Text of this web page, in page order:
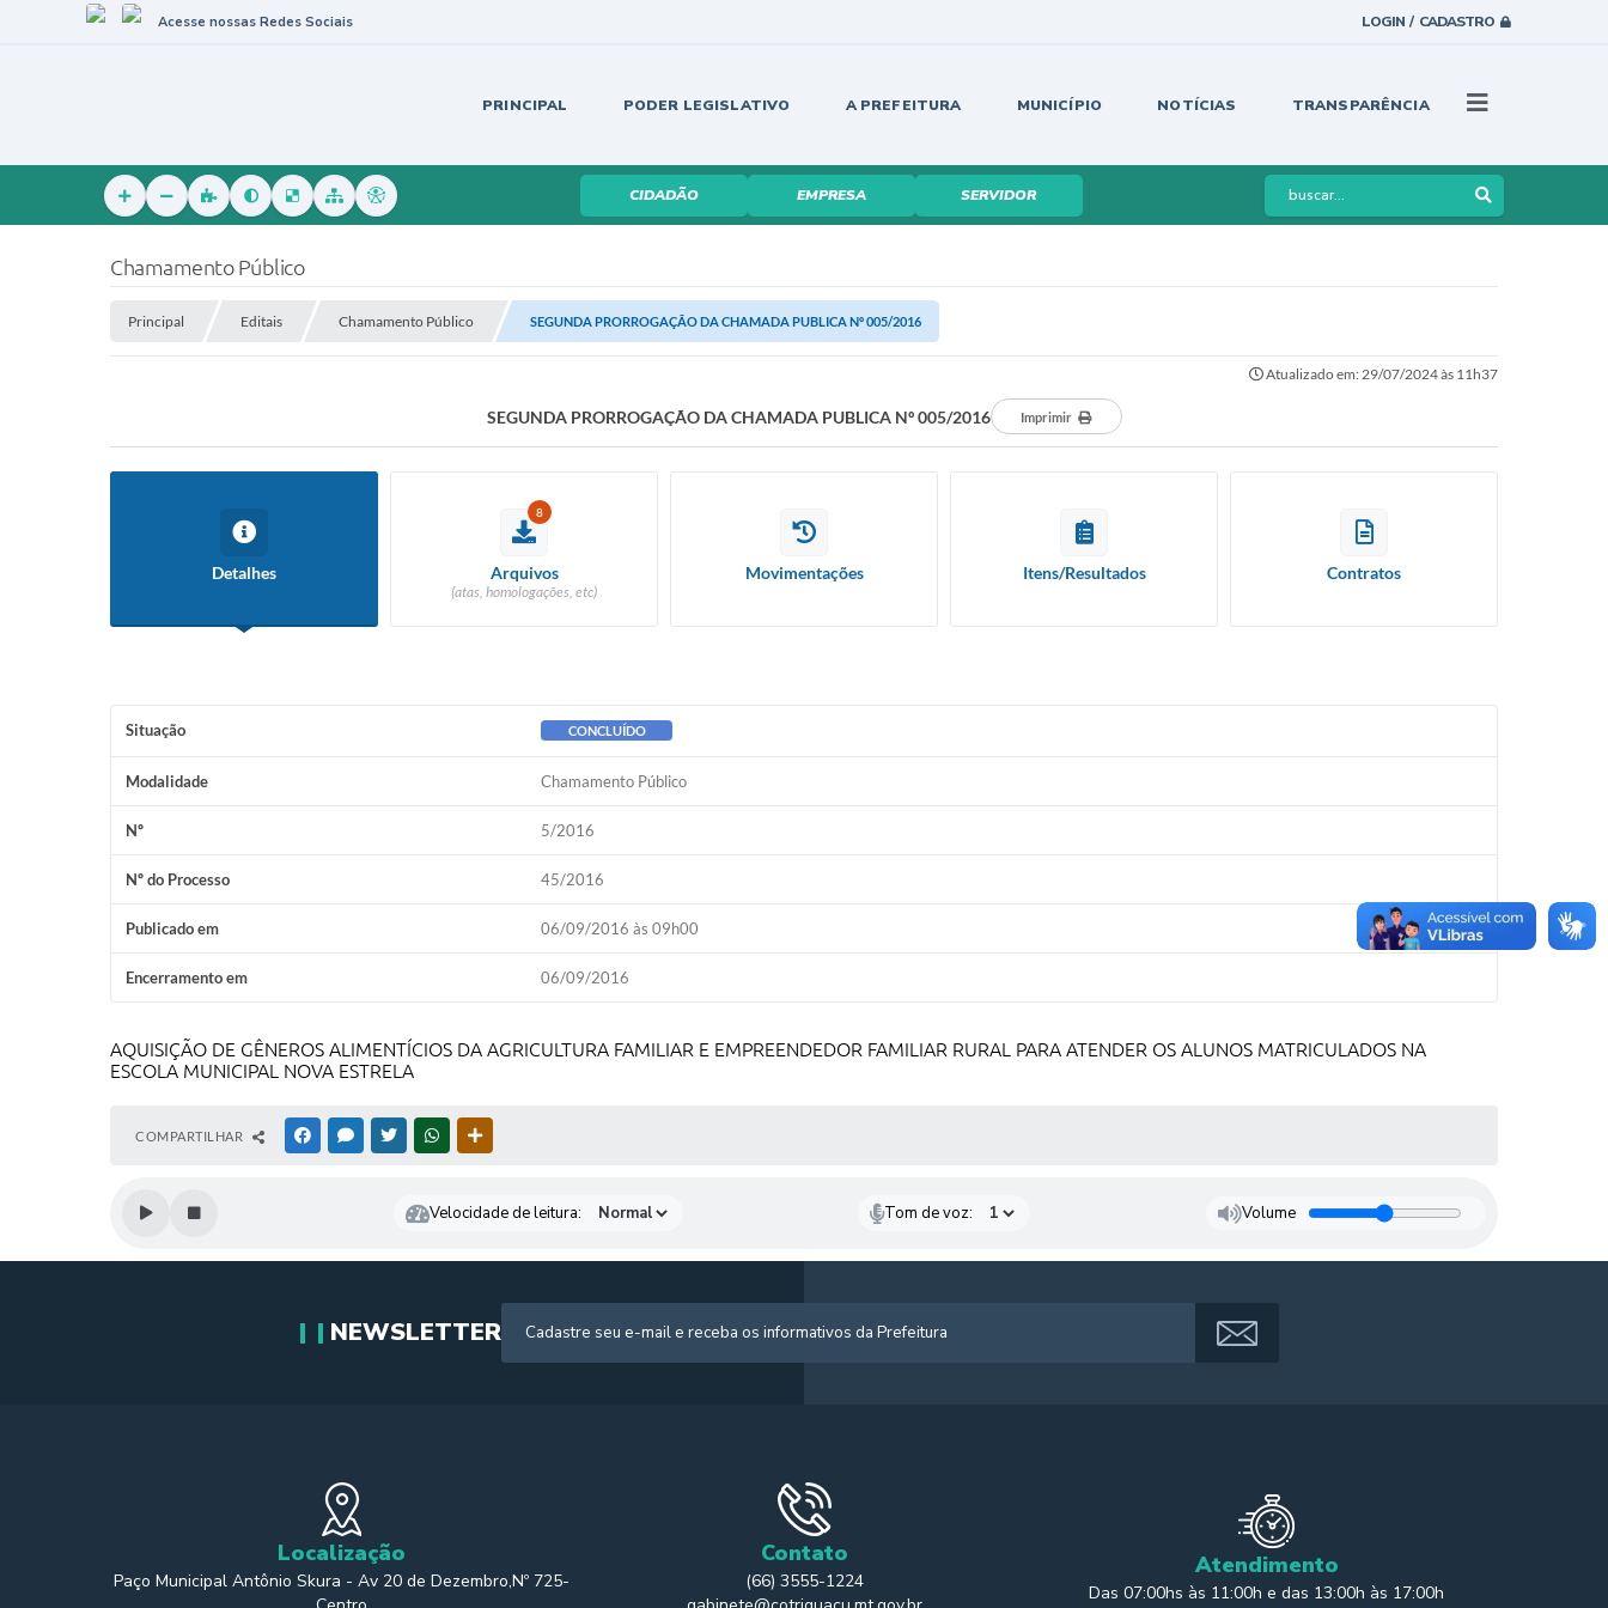
LOGIN / CADASTRO
Acesse nossas Redes Sociais
PRINCIPAL PODER LEGISLATIVO A PREFEITURA MUNICÍPIO NOTÍCIAS TRANSPARÊNCIA
CIDADÃO EMPRESA SERVIDOR
Chamamento Público
Principal Editais Chamamento Público SEGUNDA PRORROGAÇÃO DA CHAMADA PUBLICA Nº 005/2016
Atualizado em: 29/07/2024 às 11h37
SEGUNDA PRORROGAÇÃO DA CHAMADA PUBLICA Nº 005/2016 Imprimir
Detalhes
8
Arquivos
(atas, homologações, etc)
Movimentações Itens/Resultados Contratos
Situação CONCLUÍDO
Modalidade Chamamento Público
Nº 5/2016
Nº do Processo 45/2016
Publicado em 06/09/2016 às 09h00
Encerramento em 06/09/2016
AQUISIÇÃO DE GÊNEROS ALIMENTÍCIOS DA AGRICULTURA FAMILIAR E EMPREENDEDOR FAMILIAR RURAL PARA ATENDER OS ALUNOS MATRICULADOS NA
ESCOLA MUNICIPAL NOVA ESTRELA
COMPARTILHAR FACEBOOKMESSENGER
TWITTERWHATSAPP
Velocidade de leitura: Tom de voz: Volume
NEWSLETTER
Localização
Paço Municipal Antônio Skura - Av 20 de Dezembro,Nº 725-
Contato
(66) 3555-1224
Atendimento
Das 07:00hs às 11:00h e das 13:00h às 17:00h